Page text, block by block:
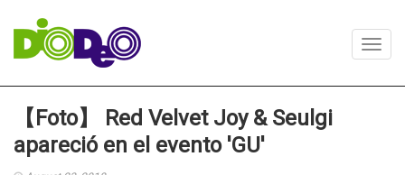
【Foto】 Red Velvet Joy & Seulgi
apareció en el evento 'GU'